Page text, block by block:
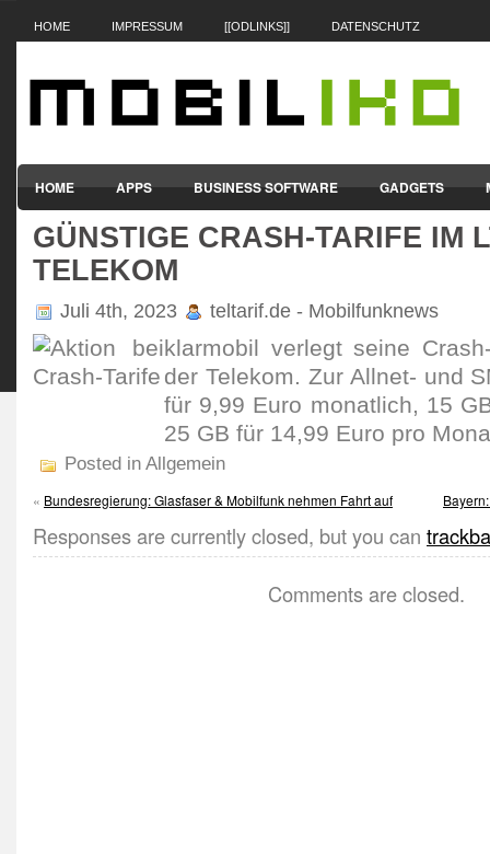
HOME IMPRESSUM [[ODLINKS]] DATENSCHUTZ
HOME APPS BUSINESS SOFTWARE GADGETS
SMARTPHONES & HANDYS TABLET-PCS VERTRÄGE &
GÜNSTIGE CRASH-TARIFE IM
TELEKOM
Juli 4th, 2023 teltarif.de - Mobilfunknews
klar­mobil verlegt seine
der Telekom. Zur Allnet- und
für 9,99 Euro monat­lich, 15
25 GB für 14,99 Euro pro
Posted in Allgemein
« Bundesregierung: Glasfaser & Mobilfunk nehmen Fahrt auf
Responses are currently closed, but you can
Comments are closed.